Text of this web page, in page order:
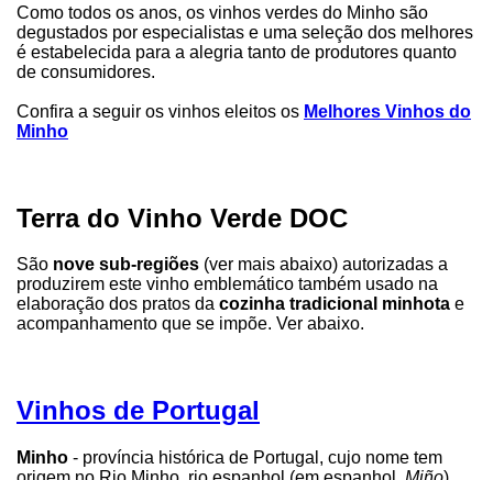
Como todos os anos, os vinhos verdes do Minho são
degustados por especialistas e uma seleção dos melhores
é estabelecida para a alegria tanto de produtores quanto
de consumidores.
Confira a seguir os vinhos eleitos os Melhores Vinhos do
Minho
Terra do Vinho Verde DOC
São nove sub-regiões (ver mais abaixo) autorizadas a
produzirem este vinho emblemático também usado na
elaboração dos pratos da cozinha tradicional minhota e
acompanhamento que se impõe. Ver abaixo.
Vinhos de Portugal
Minho - província histórica de Portugal, cujo nome tem